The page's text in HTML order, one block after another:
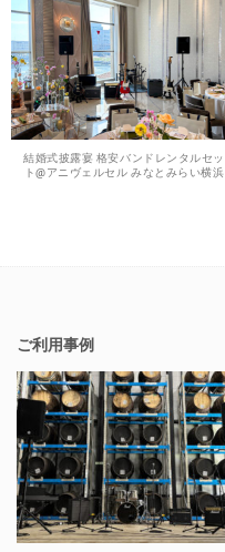
結婚式披露宴 格安バンドレンタルセッ
ト@アニヴェルセル みなとみらい横浜
ご利用事例